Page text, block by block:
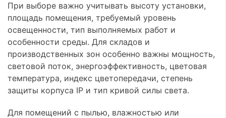
При выборе важно учитывать высоту установки,
площадь помещения, требуемый уровень
освещенности, тип выполняемых работ и
особенности среды. Для складов и
производственных зон особенно важны мощность,
световой поток, энергоэффективность, цветовая
температура, индекс цветопередачи, степень
защиты корпуса IP и тип кривой силы света.
Для помещений с пылью, влажностью или